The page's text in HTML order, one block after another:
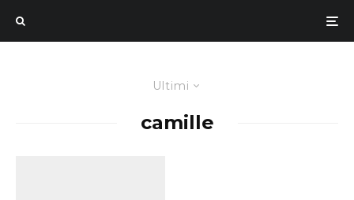
Ultimi
camille